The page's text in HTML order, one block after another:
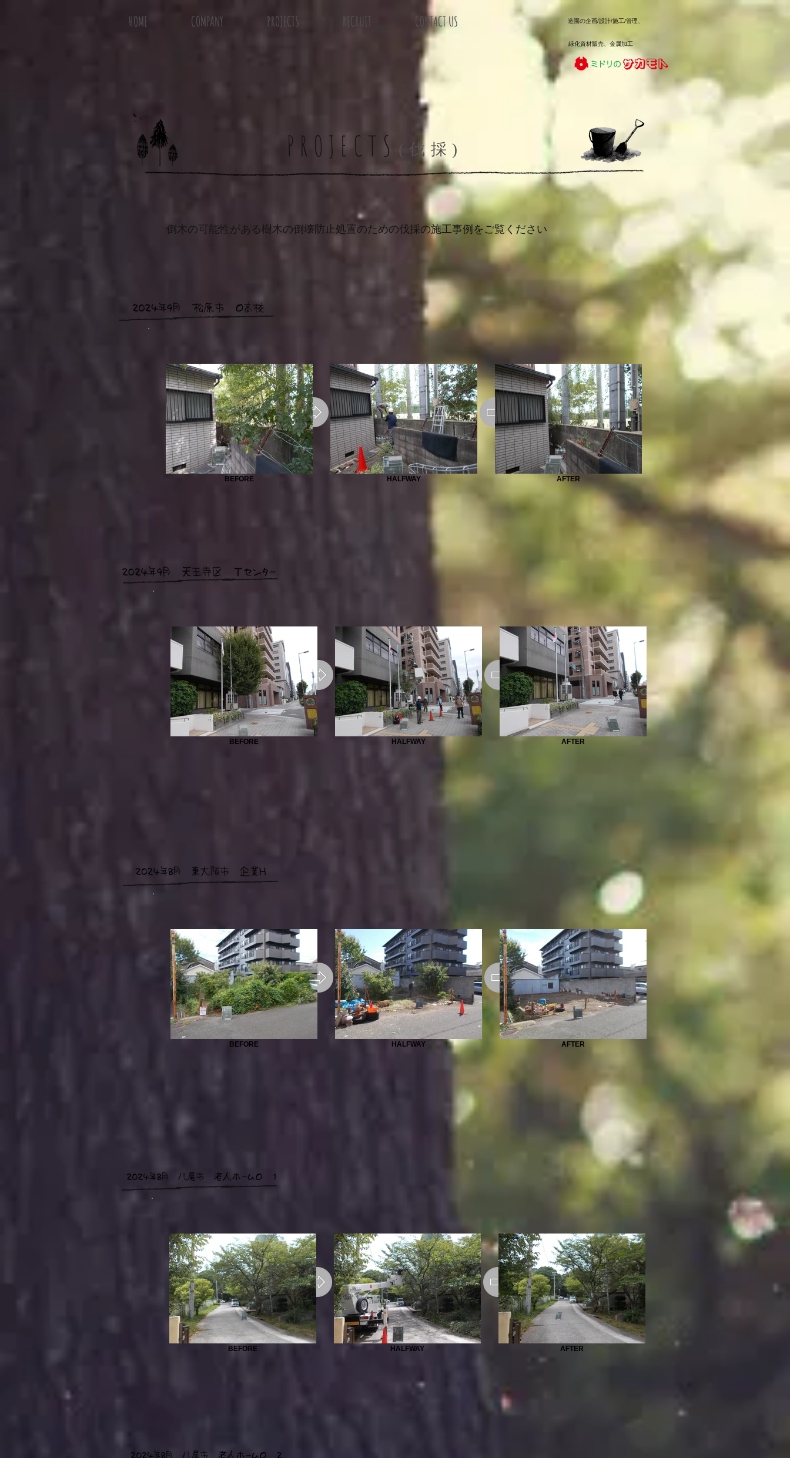
HOME COMPANY PROJECTS RECRUIT CONTACT US 造園の企画/設計/施工/管理、
緑化資材販売、金属加工
PROJECTS (​伐採)
倒木の可能性がある樹木の倒壊防止処置のための伐採の施工事例をご覧ください
BEFORE HALFWAY AFTER
BEFORE HALFWAY AFTER
BEFORE HALFWAY AFTER
BEFORE HALFWAY AFTER